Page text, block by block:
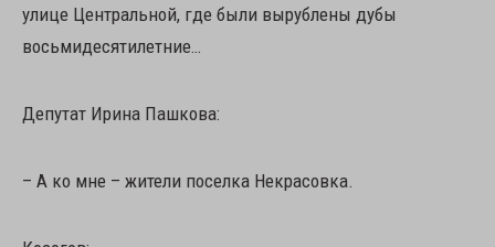
улице Центральной, где были вырублены дубы
восьмидесятилетние…
Депутат Ирина Пашкова:
– А ко мне – жители поселка Некрасовка.